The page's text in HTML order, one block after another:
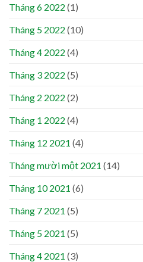
Tháng 6 2022 (1)
Tháng 5 2022 (10)
Tháng 4 2022 (4)
Tháng 3 2022 (5)
Tháng 2 2022 (2)
Tháng 1 2022 (4)
Tháng 12 2021 (4)
Tháng mười một 2021 (14)
Tháng 10 2021 (6)
Tháng 7 2021 (5)
Tháng 5 2021 (5)
Tháng 4 2021 (3)